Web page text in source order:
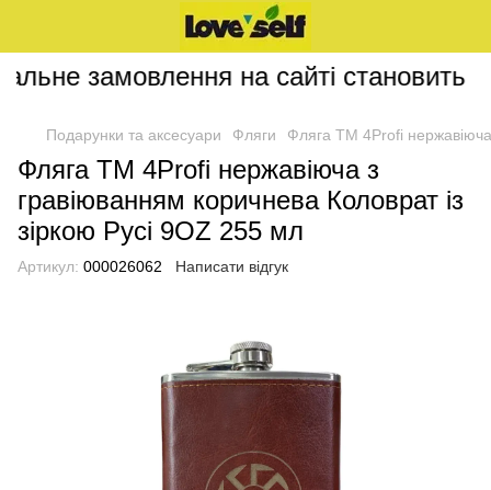
замовлення на сайті становить
Подарунки та аксесуари Фляги Фляга ТМ 4Profi нержавіюча
Фляга ТМ 4Profi нержавіюча з
гравіюванням коричнева Коловрат із
зіркою Русі 9OZ 255 мл
Артикул: 000026062 Написати відгук